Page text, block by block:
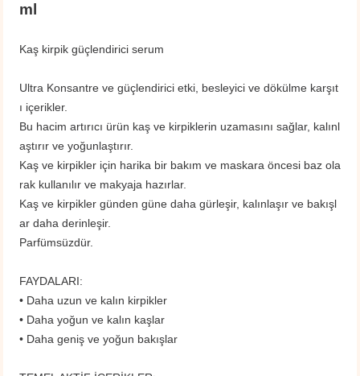
ml
Kaş kirpik güçlendirici serum
Ultra Konsantre ve güçlendirici etki, besleyici ve dökülme karşıt
ı içerikler.
Bu hacim artırıcı ürün kaş ve kirpiklerin uzamasını sağlar, kalınl
aştırır ve yoğunlaştırır.
Kaş ve kirpikler için harika bir bakım ve maskara öncesi baz ola
rak kullanılır ve makyaja hazırlar.
Kaş ve kirpikler günden güne daha gürleşir, kalınlaşır ve bakışl
ar daha derinleşir.
Parfümsüzdür.
FAYDALARI:
• Daha uzun ve kalın kirpikler
• Daha yoğun ve kalın kaşlar
• Daha geniş ve yoğun bakışlar